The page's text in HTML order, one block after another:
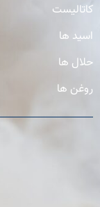
کاتالیست
اسید ها
حلال ها
روغن ها